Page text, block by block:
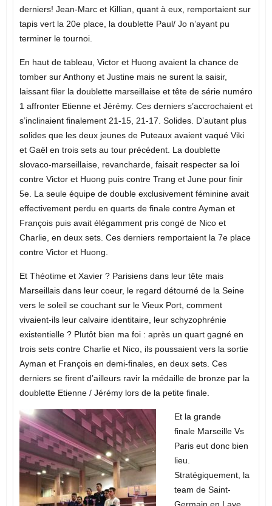
derniers! Jean-Marc et Killian, quant à eux, remportaient sur
tapis vert la 20e place, la doublette Paul/ Jo n’ayant pu
terminer le tournoi.
En haut de tableau, Victor et Huong avaient la chance de
tomber sur Anthony et Justine mais ne surent la saisir,
laissant filer la doublette marseillaise et tête de série numéro
1 affronter Etienne et Jérémy. Ces derniers s’accrochaient et
s’inclinaient finalement 21-15, 21-17. Solides. D’autant plus
solides que les deux jeunes de Puteaux avaient vaqué Viki
et Gaël en trois sets au tour précédent. La doublette
slovaco-marseillaise, revancharde, faisait respecter sa loi
contre Victor et Huong puis contre Trang et June pour finir
5e. La seule équipe de double exclusivement féminine avait
effectivement perdu en quarts de finale contre Ayman et
François puis avait élégamment pris congé de Nico et
Charlie, en deux sets. Ces derniers remportaient la 7e place
contre Victor et Huong.
Et Théotime et Xavier ? Parisiens dans leur tête mais
Marseillais dans leur coeur, le regard détourné de la Seine
vers le soleil se couchant sur le Vieux Port, comment
vivaient-ils leur calvaire identitaire, leur schyzophrénie
existentielle ? Plutôt bien ma foi : après un quart gagné en
trois sets contre Charlie et Nico, ils poussaient vers la sortie
Ayman et François en demi-finales, en deux sets. Ces
derniers se firent d’ailleurs ravir la médaille de bronze par la
doublette Etienne / Jérémy lors de la petite finale.
Et la grande
finale Marseille Vs
Paris eut donc bien
lieu.
Stratégiquement, la
team de Saint-
Germain en Laye